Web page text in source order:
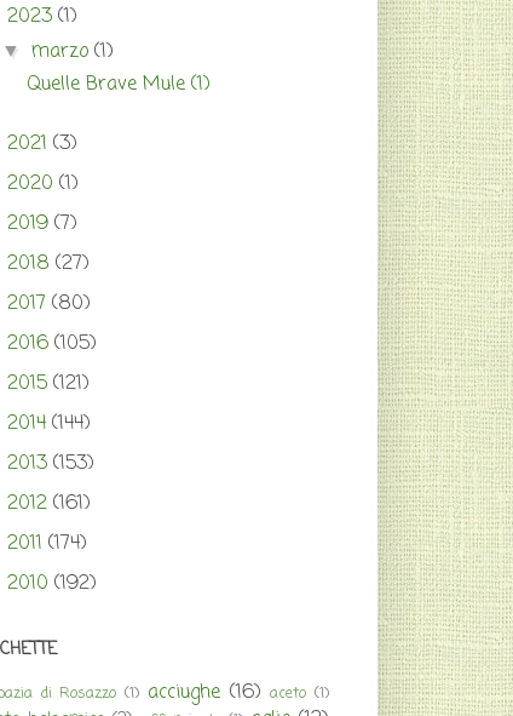
2023 (1)
▼ marzo(1)
Quelle Brave Mule (1)
2021 (3)
2020 (1)
2019 (7)
2018 (27)
2017 (80)
2016 (105)
2015 (121)
2014 (144)
2013 (153)
2012 (161)
2011 (174)
2010 (192)
di Rosazzo (1) acciughe (16) aceto (1)